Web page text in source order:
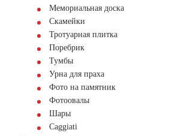
Мемориальная доска
Скамейки
Тротуарная плитка
Поребрик
Тумбы
Урна для праха
Фото на памятник
Фотоовалы
Шары
Сaggiati